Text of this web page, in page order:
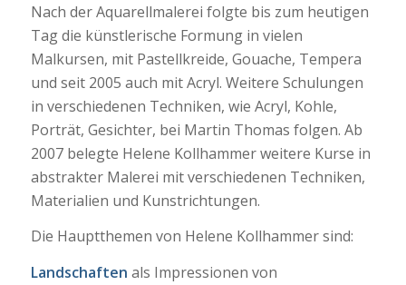
Nach der Aquarellmalerei folgte bis zum heutigen
Tag die künstlerische Formung in vielen
Malkursen, mit Pastellkreide, Gouache, Tempera
und seit 2005 auch mit Acryl. Weitere Schulungen
in verschiedenen Techniken, wie Acryl, Kohle,
Porträt, Gesichter, bei Martin Thomas folgen. Ab
2007 belegte Helene Kollhammer weitere Kurse in
abstrakter Malerei mit verschiedenen Techniken,
Materialien und Kunstrichtungen.
Die Hauptthemen von Helene Kollhammer sind:
Landschaften als Impressionen von